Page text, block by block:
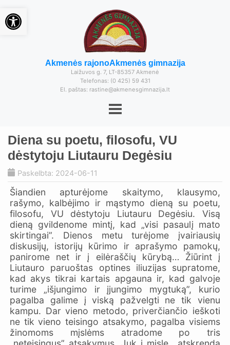
Akmenės rajonoAkmenės gimnazija
Laižuvos g. 7, LT-85357 Akmenė
Telefonas: (0 425) 59 431
El. paštas: rastine@akmenesgimnazija.lt
Diena su poetu, filosofu, VU
dėstytoju Liutauru Degėsiu
Paskelbta: 2024-06-11
Šiandien apturėjome skaitymo, klausymo,
rašymo, kalbėjimo ir mąstymo dieną su poetu,
filosofu, VU dėstytoju Liutauru Degėsiu. Visą
dieną gvildenome mintį, kad „visi pasaulį mato
skirtingai”. Dienos metu turėjome įvairiausių
diskusijų, istorijų kūrimo ir aprašymo pamokų,
panirome net ir į eilėraščių kūrybą… Žiūrint į
Liutauro paruoštas optines iliuzijas supratome,
kad akys tikrai kartais apgauna ir, kad galvoje
turime „išjungimo ir įjungimo mygtuką”, kurio
pagalba galime į viską pažvelgti ne tik vienu
kampu. Dar vieno metodo, priverčiančio ieškoti
ne tik vieno teisingo atsakymo, pagalba visiems
žinomoms mįslėms atradome po tris
Open toolbar